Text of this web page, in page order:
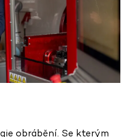
obrábění. Se kterým